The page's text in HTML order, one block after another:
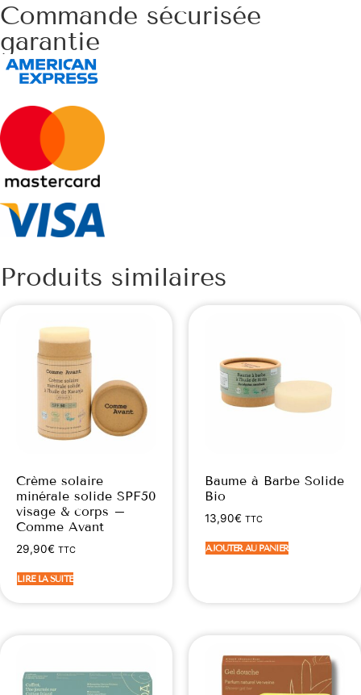
Commande sécurisée
garantie
Produits similaires
Crème solaire
minérale solide SPF50
visage & corps –
Comme Avant
29,90€ TTC
LIRE LA SUITE
Baume à Barbe Solide
Bio
13,90€ TTC
AJOUTER AU PANIER